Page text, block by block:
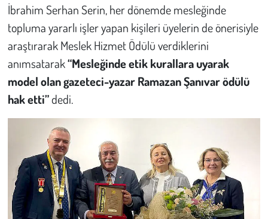
İbrahim Serhan Serin, her dönemde mesleğinde
topluma yararlı işler yapan kişileri üyelerin de önerisiyle
araştırarak Meslek Hizmet Ödülü verdiklerini
anımsatarak“Mesleğinde etik kurallara uyarak
model olan gazeteci-yazar Ramazan Şanıvar ödülü
hak etti”dedi.
Son Dakika
Kent